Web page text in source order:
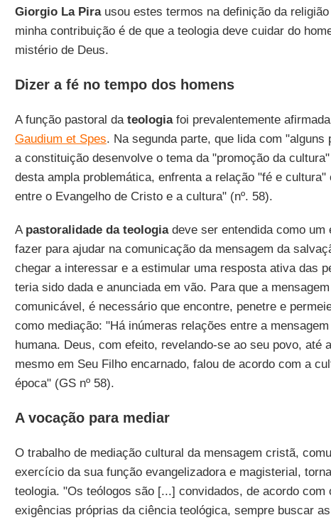
Giorgio La Pirausou estes termos na definição da
minha contribuição é de que a teologia deve cuidar do
mistério de Deus.
Dizer a fé no tempo dos homens
A função pastoral da teologiafoi prevalentemente
Gaudium et Spes. Na segunda parte, que lida com "alguns
a constituição desenvolve o tema da "promoção da
desta ampla problemática, enfrenta a relação "fé e
entre o Evangelho de Cristo e a cultura" (nº. 58).
A pastoralidade da teologiadeve ser entendida como um
fazer para ajudar na comunicação da mensagem da
chegar a interessar e a estimular uma resposta ativa das
teria sido dada e anunciada em vão. Para que a
comunicável, é necessário que encontre, penetre e
como mediação: "Há inúmeras relações entre a
humana. Deus, com efeito, revelando-se ao seu povo, até
mesmo em Seu Filho encarnado, falou de acordo com a
época" (GS nº 58).
A vocação para mediar
O trabalho de mediação cultural da mensagem cristã,
exercício da sua função evangelizadora e magisterial,
teologia. "Os teólogos são [...] convidados, de acordo com
exigências próprias da ciência teológica, sempre buscar